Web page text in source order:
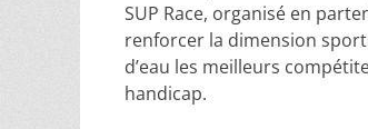
SUP Race, organisé en
renforcer la dimension
d’eau les meilleurs
handicap.